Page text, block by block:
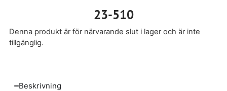
23-510
Denna produkt är för närvarande slut i lager och är inte
tillgänglig.
Beskrivning